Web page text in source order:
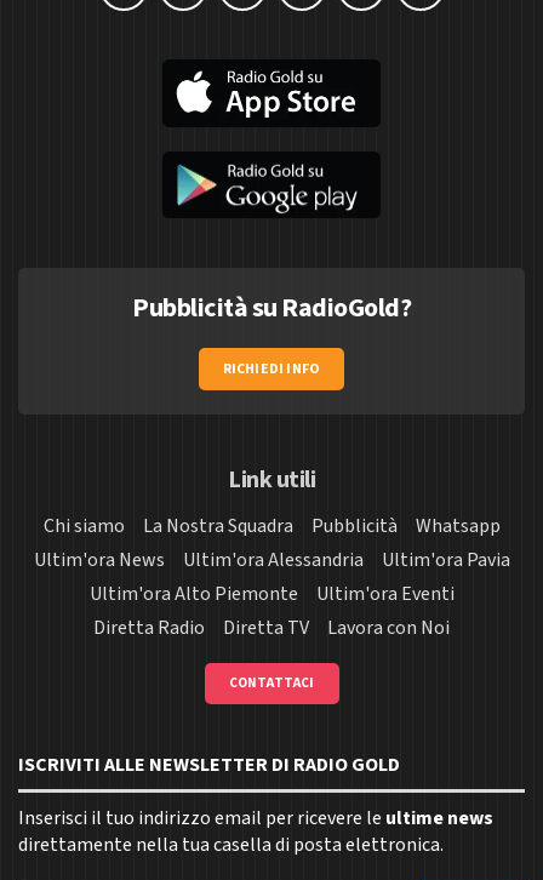
Pubblicità su RadioGold?
RICHIEDI INFO
Link utili
Chi siamo La Nostra Squadra Pubblicità
Whatsapp
Ultim'ora News
Ultim'ora Alessandria
Ultim'ora Pavia
Ultim'ora Alto Piemonte
Ultim'ora Eventi
Diretta Radio
Diretta TV Lavora con Noi
CONTATTACI
ISCRIVITI ALLE NEWSLETTER DI RADIO GOLD
Inserisci il tuo indirizzo email per ricevere le ultime news
direttamente nella tua casella di posta elettronica.